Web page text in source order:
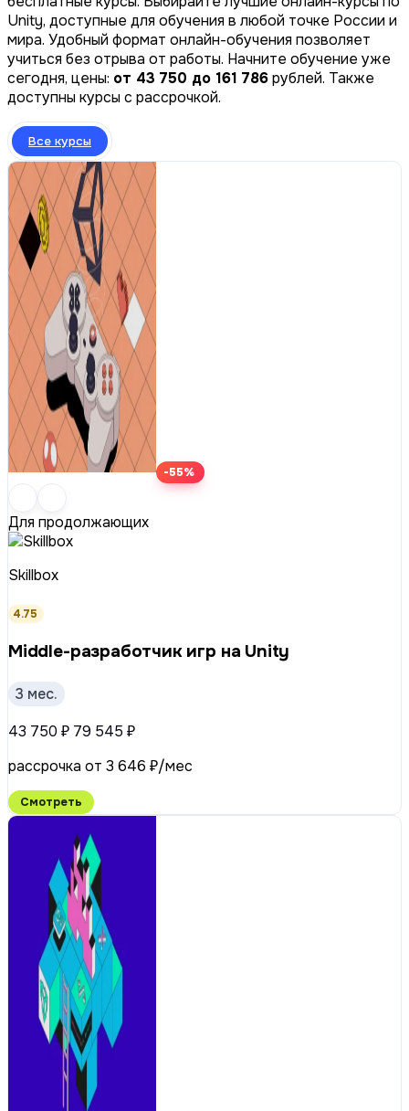
Unity, доступные для обучения в любой точке России и
мира. Удобный формат онлайн-обучения позволяет
учиться без отрыва от работы. Начните обучение уже
сегодня, цены: от 43 750 до 161 786рублей. Также
доступны курсы с рассрочкой.
Все курсы
-55%
Для продолжающих
Skillbox
4.75
Middle-разработчик игр на Unity
3 мес.
43 750 ₽ 79 545 ₽
рассрочка от 3 646 ₽/мес
Смотреть